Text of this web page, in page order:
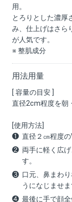
用。
とろりとした濃厚
み、仕上げはさら
が人気です。
※ 整肌成分
用法用量
[ 容量の目安 ]
直径2cm程度を朝
[使用方法]
直径２㎝程度の
両手に軽く広
す。
口元、鼻まわ
うになじませま
最後に手で顔